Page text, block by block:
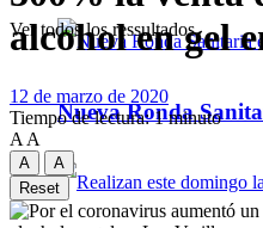
Nueva Ronda
Ver todos los ressultados
alcohol en gel
12 de marzo de 2020
Tiempo de lectura: 1 minuto
A A
A
A
Reset